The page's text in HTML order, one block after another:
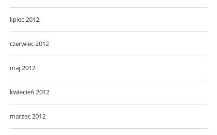
lipiec 2012
czerwiec 2012
maj 2012
kwiecień 2012
marzec 2012